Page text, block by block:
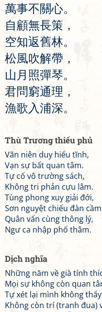
萬事不關心。
自顧無長策 ，
空知返舊林。
松風吹解帶 ，
山 月 照彈琴。
君問窮通理 ，
漁歌入浦深。
Thù Trương thiếu phủ
Vãn niên duy hiếu tĩnh,
Vạn sự bất quan tâm.
Tự cố vô trường sách,
Không tri phản cựu lâm.
Tùng phong xuy giải đới,
Sơn nguyệt chiếu đàn
Quân vấn cùng thông lý,
Ngư ca nhập phố thâm.
Dịch nghĩa
Những năm về già tính
Mọi sự không còn quan
Tự xét lại mình không
Không còn trí (tranh đua)